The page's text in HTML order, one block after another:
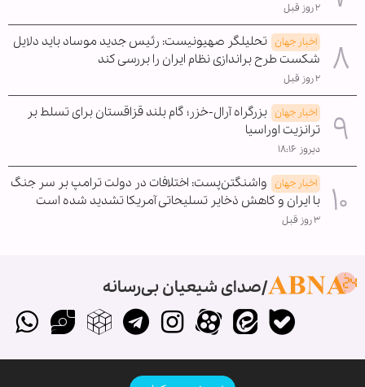
۲ روز قبل
اخبار جهان تحلیلگر صهیونیست: رئیس جدید موساد باید دلایل
شکست طرح براندازی نظام ایران را بررسی کند
۲ روز قبل
اخبار جهان بزرگراه آرال-خزر؛ گام بلند قزاقستان برای تسلط بر
ترانزیت اوراسیا
دیروز ۱۸:۱۶
اخبار جهان واشنگتن‌پست: اختلافات در دولت ترامپ بر سر جنگ
با ایران و کاهش ذخایر تسلیحاتی آمریکا تشدید شده است
۳ روز قبل
صدای شیعیان بی‌رسانه